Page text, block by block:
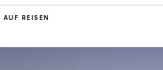
AUF REISEN